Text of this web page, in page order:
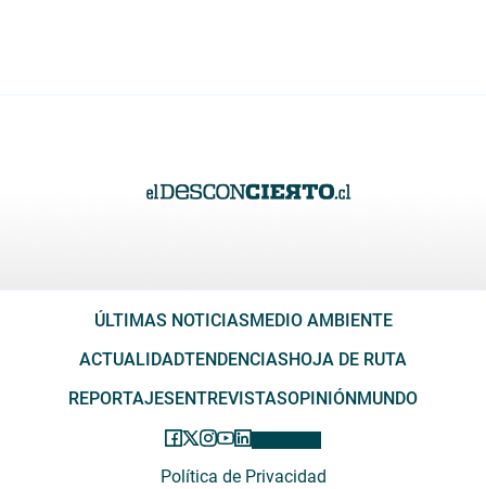
ÚLTIMAS NOTICIAS MEDIO AMBIENTE
ACTUALIDADTENDENCIAS HOJA DE RUTA
REPORTAJES ENTREVISTASOPINIÓN MUNDO
Política de Privacidad